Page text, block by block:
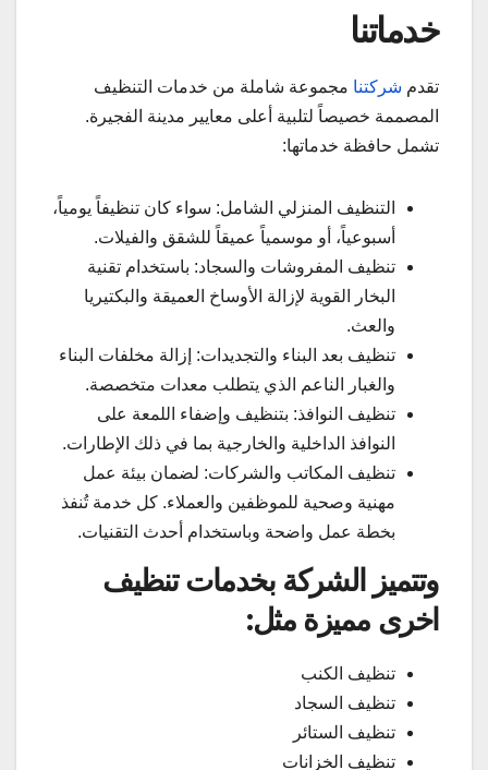
خدماتنا
تقدم شركتنا مجموعة شاملة من خدمات التنظيف
المصممة خصيصاً لتلبية أعلى معايير مدينة الفجيرة.
تشمل حافظة خدماتها:
التنظيف المنزلي الشامل: سواء كان تنظيفاً يومياً،
أسبوعياً، أو موسمياً عميقاً للشقق والفيلات.
تنظيف المفروشات والسجاد: باستخدام تقنية
البخار القوية لإزالة الأوساخ العميقة والبكتيريا
والعث.
تنظيف بعد البناء والتجديدات: إزالة مخلفات البناء
والغبار الناعم الذي يتطلب معدات متخصصة.
تنظيف النوافذ: بتنظيف وإضفاء اللمعة على
النوافذ الداخلية والخارجية بما في ذلك الإطارات.
تنظيف المكاتب والشركات: لضمان بيئة عمل
مهنية وصحية للموظفين والعملاء. كل خدمة تُنفذ
بخطة عمل واضحة وباستخدام أحدث التقنيات.
وتتميز الشركة بخدمات تنظيف
اخرى مميزة مثل:
تنظيف الكنب
تنظيف السجاد
تنظيف الستائر
تنظيف الخزانات